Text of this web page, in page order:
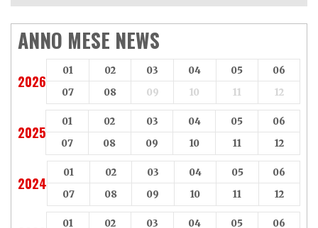
ANNO MESE NEWS
2026
01 02 03 04 05
06
07
08 09 10 11 12
2025
01 02 03 04 05
06
07
08 09 10 11 12
2024
01 02 03 04 05
06
07
08 09 10 11 12
01 02 03 04 05
06